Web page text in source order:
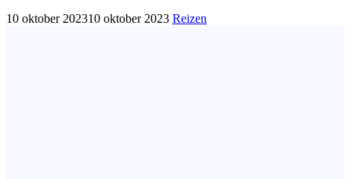
10 oktober 202310 oktober 2023 Reizen